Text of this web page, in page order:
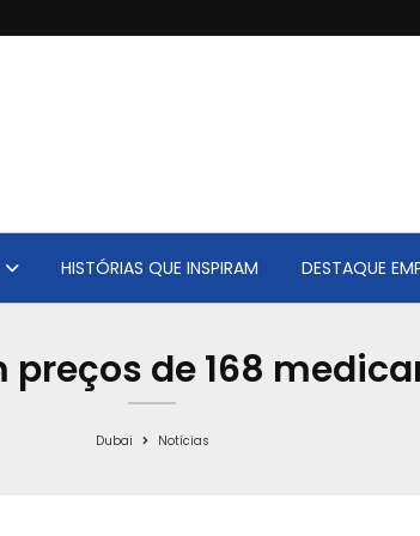
HISTÓRIAS QUE INSPIRAM DESTAQUE
de 168
Dubai Notícias